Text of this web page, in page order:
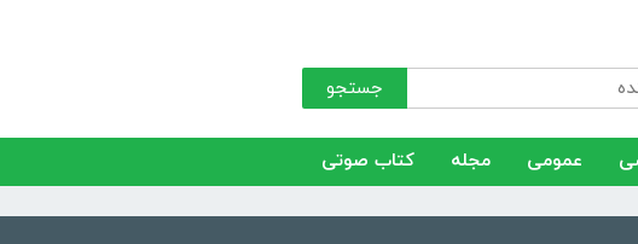
جستجو
عمومی مجله کتاب صوتی